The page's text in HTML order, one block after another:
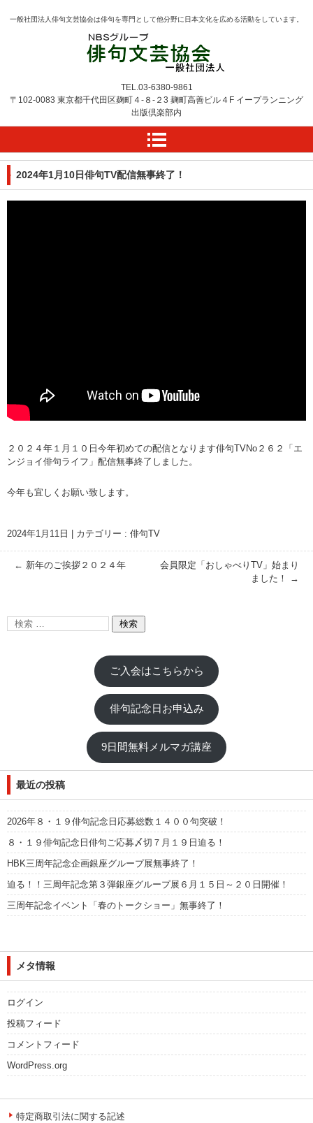
一般社団法人俳句文芸協会は俳句を専門として他分野に日本文化を広める活動をしています。
TEL.03-6380-9861
〒102-0083 東京都千代田区麹町４-８-２3 麹町高善ビル４F イープランニング
出版倶楽部内
2024年1月10日俳句TV配信無事終了！
２０２４年１月１０日今年初めての配信となります俳句TVNo２６２「エ
ンジョイ俳句ライフ」配信無事終了しました。
今年も宜しくお願い致します。
2024年1月11日 カテゴリー : 俳句TV
← 新年のご挨拶２０２４年
会員限定「おしゃべりTV」始まり
ました！
→
ご入会はこちらから
俳句記念日お申込み
9日間無料メルマガ講座
最近の投稿
2026年８・１９俳句記念日応募総数１４００句突破！
８・１９俳句記念日俳句ご応募〆切７月１９日迫る！
HBK三周年記念企画銀座グループ展無事終了！
迫る！！三周年記念第３弾銀座グループ展６月１５日～２０日開催！
三周年記念イベント「春のトークショー」無事終了！
メタ情報
ログイン
投稿フィード
コメントフィード
WordPress.org
特定商取引法に関する記述